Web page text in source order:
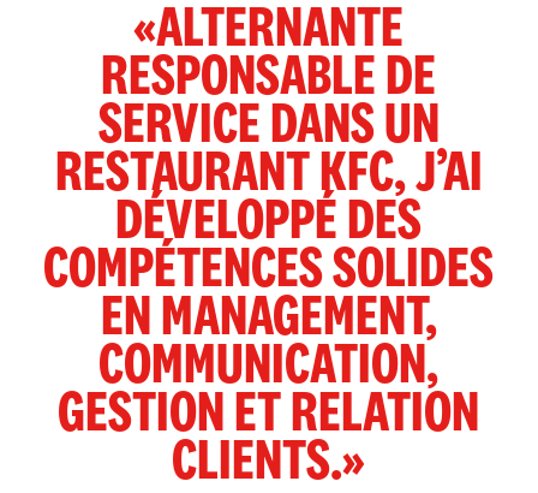
«ALTERNANTE
RESPONSABLE DE
SERVICE DANS UN
RESTAURANT KFC, J’AI
DÉVELOPPÉ DES
COMPÉTENCES SOLIDES
EN MANAGEMENT,
COMMUNICATION,
GESTION ET RELATION
CLIENTS.»